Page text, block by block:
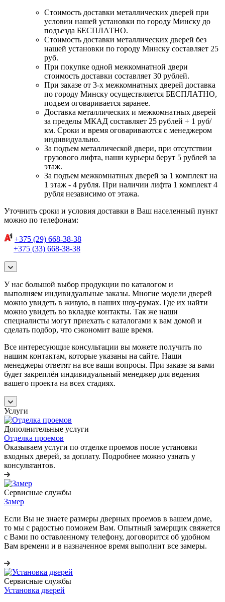
Стоимость доставки металлических дверей при
условии нашей установки по городу Минску до
подъезда БЕСПЛАТНО.
Стоимость доставки металлических дверей без
нашей установки по городу Минску составляет 25
руб.
При покупке одной межкомнатной двери
стоимость доставки составляет 30 рублей.
При заказе от 3-х межкомнатных дверей доставка
по городу Минску осуществляется БЕСПЛАТНО,
подъем оговаривается заранее.
Доставка металлических и межкомнатных дверей
за пределы МКАД составляет 25 рублей + 1 руб/
км. Сроки и время оговариваются с менеджером
индивидуально.
За подъем металлической двери, при отсутствии
грузового лифта, наши курьеры берут 5 рублей за
этаж.
За подъем межкомнатных дверей за 1 комплект на
1 этаж - 4 рубля. При наличии лифта 1 комплект 4
рубля независимо от этажа.
Уточнить сроки и условия доставки в Ваш населенный пункт
можно по телефонам:
+375 (29) 668-38-38
+375 (33) 668-38-38
У нас большой выбор продукции по каталогом и
выполняем индивидуальные заказы. Многие модели дверей
можно увидеть в живую, в наших шоу-румах. Где их найти
можно увидеть во вкладке контакты. Так же наши
специалисты могут приехать с каталогами к вам домой и
сделать подбор, что сэкономит ваше время.
Все интересующие консультации вы можете получить по
нашим контактам, которые указаны на сайте. Наши
менеджеры ответят на все ваши вопросы. При заказе за вами
будет закреплён индивидуальный менеджер для ведения
вашего проекта на всех стадиях.
Услуги
Дополнительные услуги
Отделка проемов
Оказываем услуги по отделке проемов после установки
входных дверей, за доплату. Подробнее можно узнать у
консультантов.
Сервисные службы
Замер
Если Вы не знаете размеры дверных проемов в вашем доме,
то мы с радостью поможем Вам. Опытный замерщик свяжется
с Вами по оставленному телефону, договорится об удобном
Вам времени и в назначенное время выполнит все замеры.
Сервисные службы
Установка дверей